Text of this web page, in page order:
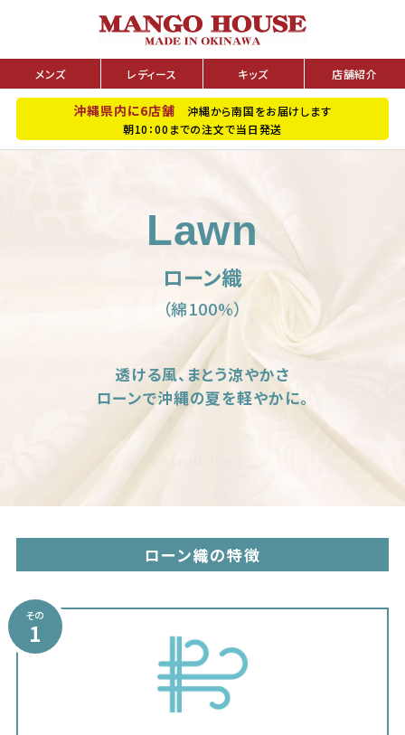
メンズ レディース キッズ 店舗紹介
沖縄県内に6店舗 沖縄から南国をお届けします
朝10：00までの注文で当日発送
Lawn
ローン織
（綿100%）
透ける風、まとう涼やかさ
ローンで沖縄の夏を軽やかに。
ローン織の特徴
その
1